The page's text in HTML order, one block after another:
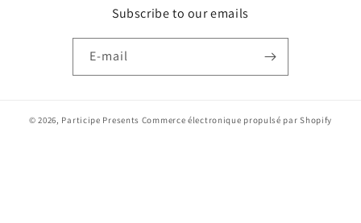
Subscribe to our emails
E-mail
© 2026, Participe Presents Commerce électronique propulsé par Shopify